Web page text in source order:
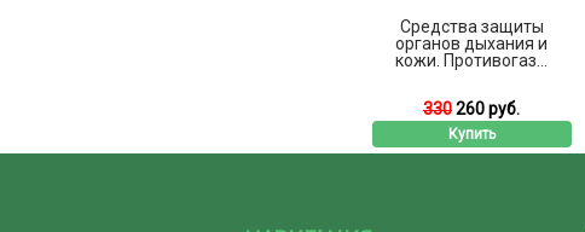
Средства защиты
органов дыхания и
кожи. Противогаз...
330260 руб.
Купить